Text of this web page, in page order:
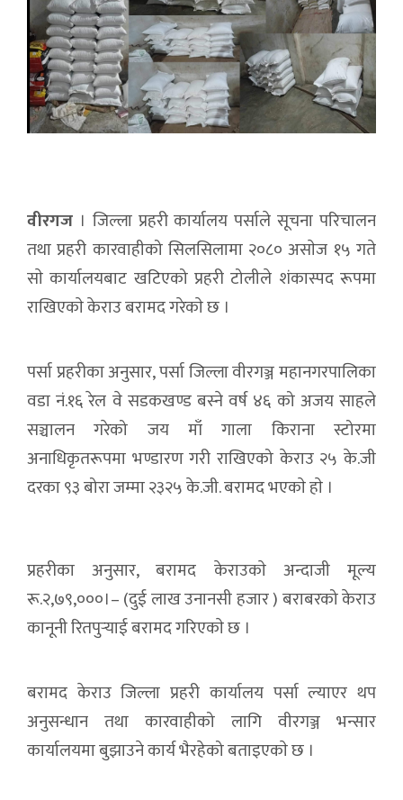
वीरगज । जिल्ला प्रहरी कार्यालय पर्साले सूचना परिचालन
तथा प्रहरी कारवाहीको सिलसिलामा २०८० असाेज १५ गते
साे कार्यालयबाट खटिएको प्रहरी टोलीले शंकास्पद रूपमा
राखिएकाे केराउ बरामद गरेकाे छ ।
पर्सा प्रहरीका अनुसार, पर्सा जिल्ला वीरगञ्ज महानगरपालिका
वडा नं.१६ रेल वे सडकखण्ड बस्ने वर्ष ४६ को अजय साहले
सञ्चालन गरेको जय माँ गाला किराना स्टोरमा
अनाधिकृतरूपमा भण्डारण गरी राखिएको केराउ २५ के.जी
दरका ९३ बोरा जम्मा २३२५ के.जी. बरामद भएकाे हाे ।
प्रहरीका अनुसार, बरामद केराउकाे अन्दाजी मूल्य
रू.२,७९,०००।– (दुई लाख उनानसी हजार ) बराबरको केराउ
कानूनी रितपुर्‍याई बरामद गरिएकाे छ ।
बरामद केराउ जिल्ला प्रहरी कार्यालय पर्सा ल्याएर थप
अनुसन्धान तथा कारवाहीको लागि वीरगञ्ज भन्सार
कार्यालयमा बुझाउने कार्य भैरहेको बताइएकाे छ ।